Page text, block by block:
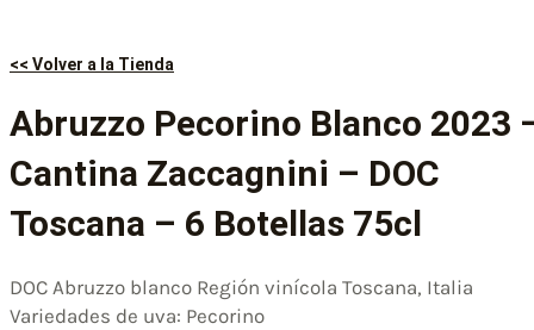
<< Volver a la Tienda
Abruzzo Pecorino Blanco 2023
Cantina Zaccagnini – DOC
Toscana – 6 Botellas 75cl
DOC Abruzzo blanco Región vinícola Toscana, Italia
Variedades de uva: Pecorino